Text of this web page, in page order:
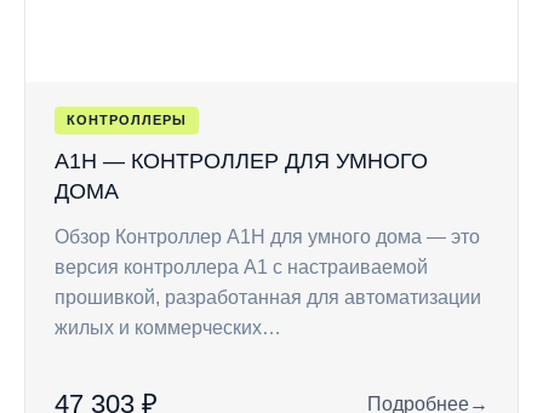
КОНТРОЛЛЕРЫ
A1H — КОНТРОЛЛЕР ДЛЯ УМНОГО
ДОМА
Обзор Контроллер A1H для умного дома — это
версия контроллера A1 с настраиваемой
прошивкой, разработанная для автоматизации
жилых и коммерческих…
47 303 ₽ Подробнее→